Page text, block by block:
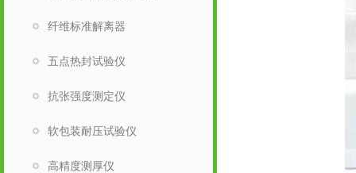
纤维标准解离器
五点热封试验仪
抗张强度测定仪
软包装耐压试验仪
高精度测厚仪